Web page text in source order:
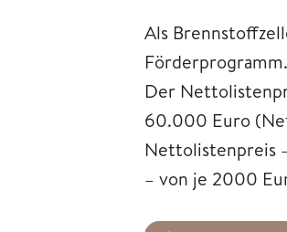
Als
Der
60.000 Euro
Nettolistenpreis
– von je 2000